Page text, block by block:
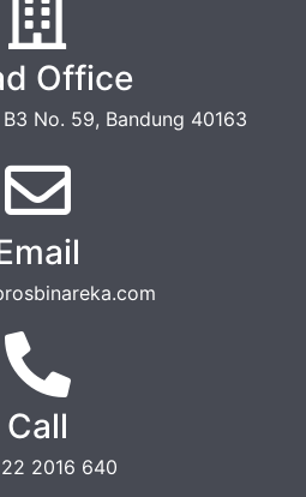
Office
No. 59, Bandung 40163
Call
2016 640